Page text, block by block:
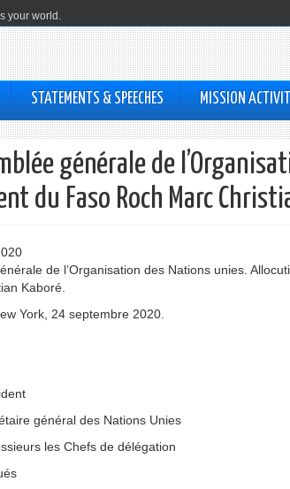
your world.
STATEMENTS & SPEECHES MISSION
générale de
du Faso Roch Marc
de l’Organisation des Nations unies.
Kaboré.
York, 24 septembre 2020.
général des Nations Unies
les Chefs de délégation